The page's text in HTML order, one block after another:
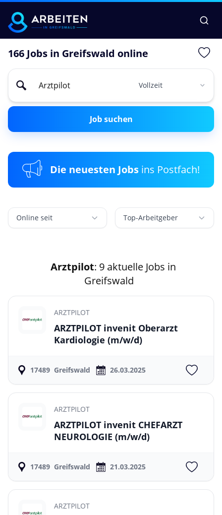
166 Jobs in Greifswald online
Job suchen
Die neuesten Jobs ins Postfach!
Online seit Top-Arbeitgeber
Arztpilot: 9 aktuelle Jobs in
Greifswald
ARZTPILOT
ARZTPILOT invenit Oberarzt
Kardiologie (m/w/d)
17489 Greifswald 26.03.2025
ARZTPILOT
ARZTPILOT invenit CHEFARZT
NEUROLOGIE (m/w/d)
17489 Greifswald 21.03.2025
ARZTPILOT